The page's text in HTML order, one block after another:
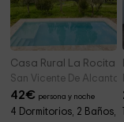
Casa Rural La Rocita
San Vicente De
42€ persona y noche
4 Dormitorios, 2 Baños,